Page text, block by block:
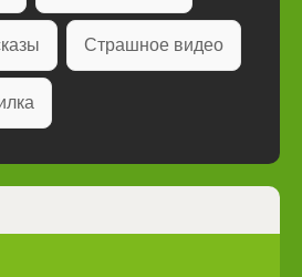
Страшное видео